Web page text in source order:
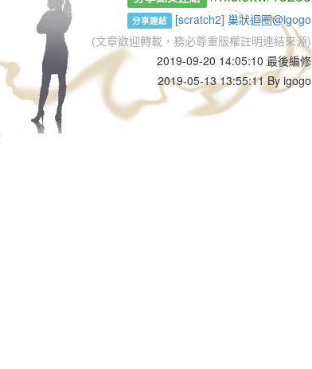
分享連結
[scratch2] 巢狀迴圈@igogo
(文章歡迎轉載，務必尊重版權註明連結來源)
2019-09-20 14:05:10 最後編修
2019-05-13 13:55:11 By igogo